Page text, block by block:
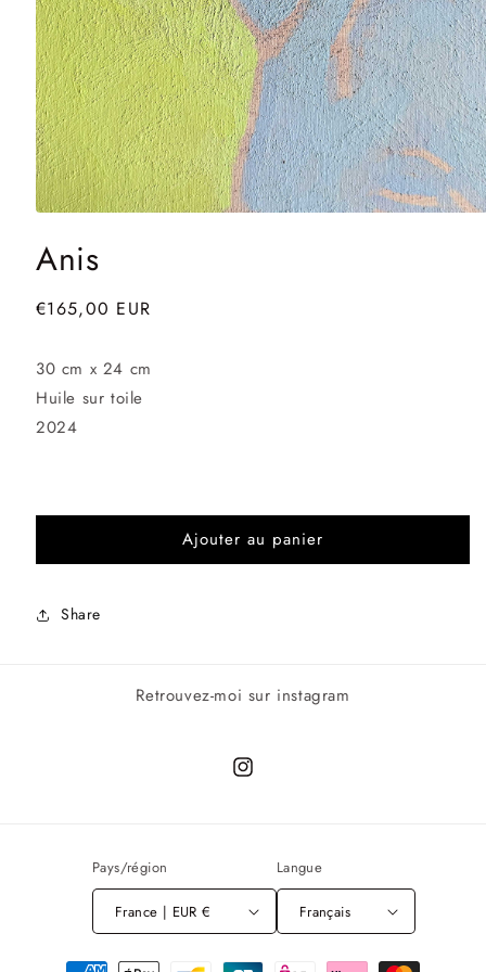
média
1
une
fenêtre
Anis
Prix
€165,00 EUR
30 cm x 24 cm
Huile sur toile
2024
Ajouter au panier
Share
Retrouvez-moi sur instagram
Instagram
Pays/région
France | EUR €
Langue
Français
Moyens